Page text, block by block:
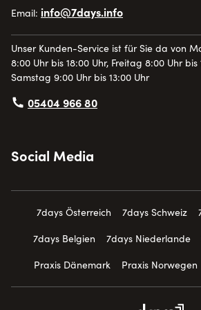
Arbeitsalltag schnell gehen muss.
Naturkork-Fußbett oder einem
Gemisch führen wir auch Clogs aus
die sich effizient und schnell reinigen
Schuhe bieten alles, was Ihnen in
Besonders edle Produkte haben wir
Sortiment. Ein lederbezogenes
schmiegt sich formvollendet an Ihren
Innensohle, welche antibakterielle
besitzen.
Email: info@7days.info
Unser Kunden-Service ist für Sie da von
8:00 Uhr bis 18:00 Uhr, Freitag 8:00 Uhr bis
Samstag 9:00 Uhr bis 13:00 Uhr
05404 966 80
Social Media
7days Österreich 7days Schweiz
7days Belgien
7days Niederlande
Praxis Dänemark
Praxis Norwegen